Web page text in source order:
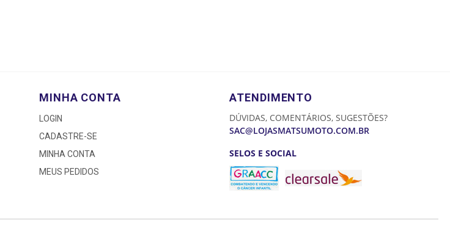
MINHA CONTA
LOGIN
CADASTRE-SE
MINHA CONTA
MEUS PEDIDOS
ATENDIMENTO
DÚVIDAS, COMENTÁRIOS, SUGESTÕES?
SAC@LOJASMATSUMOTO.COM.BR
SELOS E SOCIAL